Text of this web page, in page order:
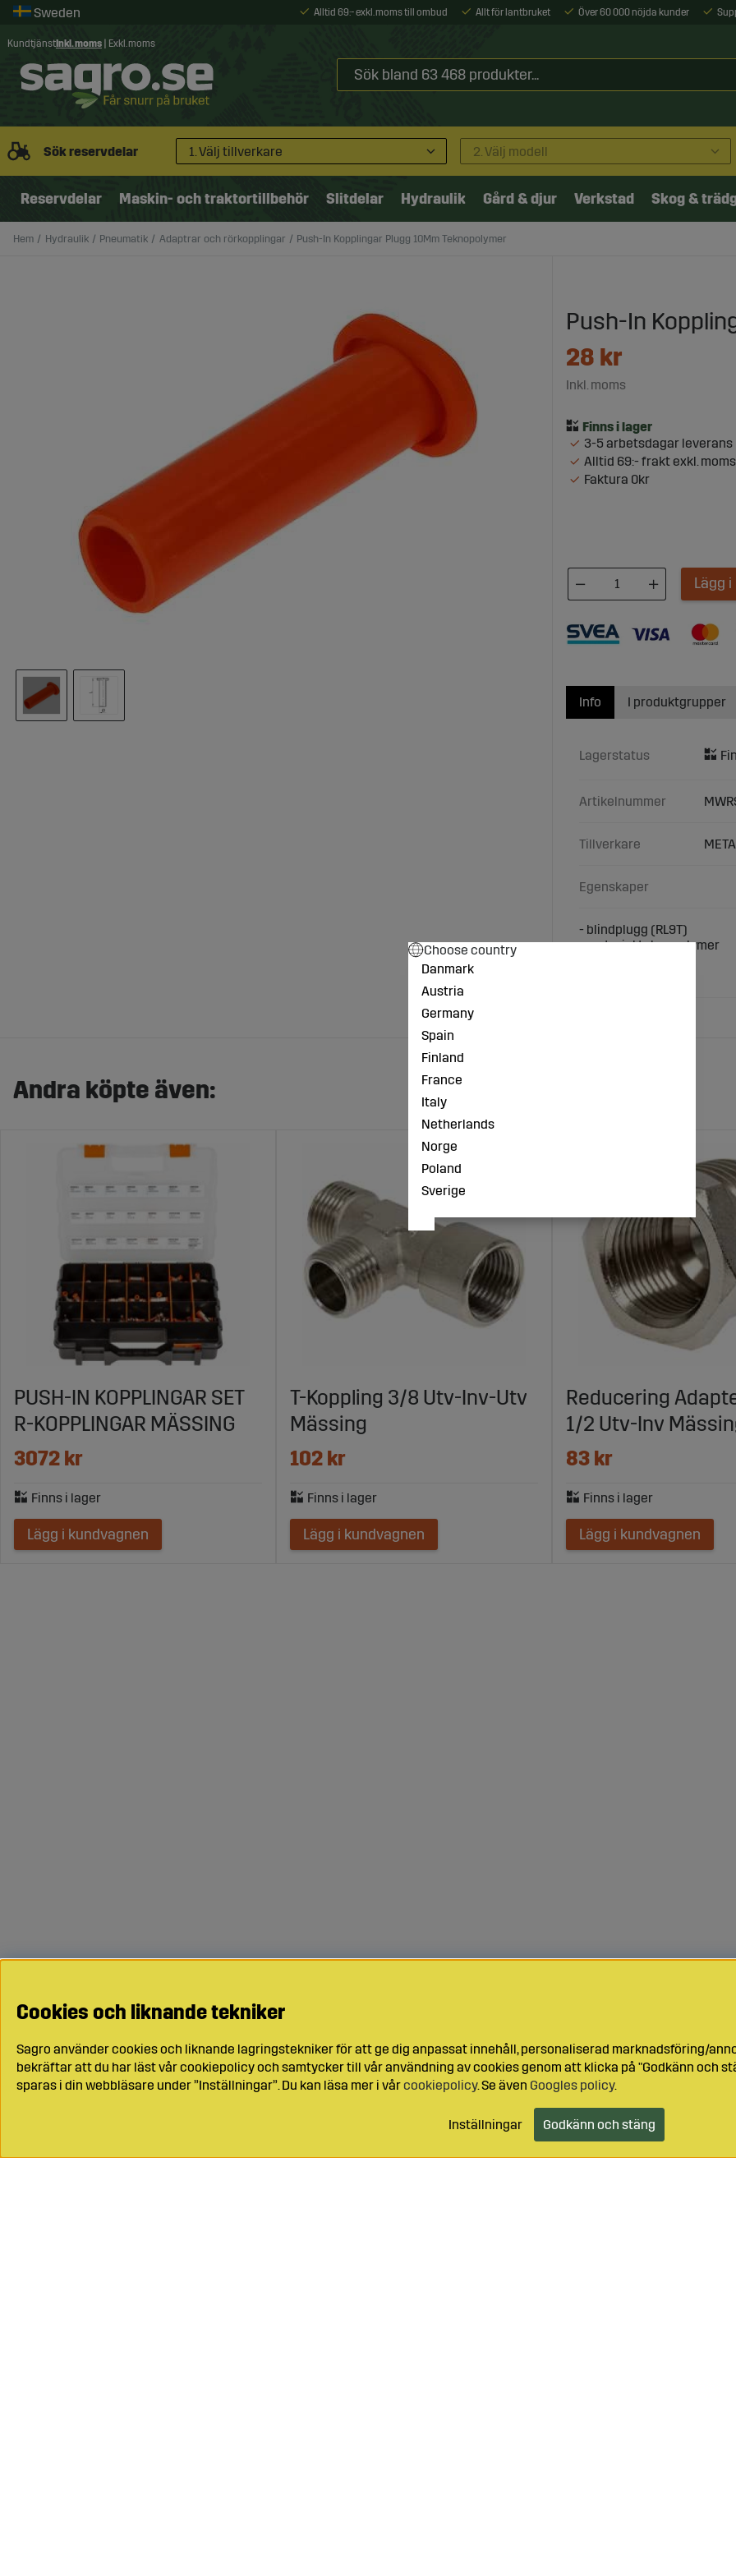
Alltid 69:- exkl. moms till ombud Allt för lantbruket Över 60 000 nöjda kunder
Kundtjänst Inkl. moms Exkl. moms
Sök reservdelar 1. Välj tillverkare 2. Välj modell
Reservdelar Maskin- och traktortillbehör Slitdelar Hydraulik Gård & djur Verkstad Skog &
Hem Hydraulik Pneumatik Adaptrar och rörkopplingar Push-In Kopplingar Plugg 10Mm Teknopolymer
Push-In
28 kr
Inkl. moms
3-5 arbetsdagar leverans
Alltid 69:- frakt exkl. moms
Faktura 0kr
Lägg
Info
Lagerstatus
Artikelnummer
Tillverkare
Egenskaper
- blindplugg (RL9T)
- material teknopolymer
I produktgrupper
Andra köpte även:
PUSH-IN KOPPLINGAR SET
R-KOPPLINGAR MÄSSING
3072 kr
Lägg i kundvagnen
T-Koppling 3/8 Utv-Inv-Utv
Mässing
102 kr
Lägg i kundvagnen
Reducering
1/2 Utv-Inv
83 kr
Lägg i kundvagnen
Cookies och liknande tekniker
Sagro använder cookies och liknande lagringstekniker för att ge dig anpassat innehåll, personaliserad marknadsföring/
bekräftar att du har läst vår cookiepolicy och samtycker till vår användning av cookies genom att klicka på "Godkänn och
sparas i din webbläsare under ”Inställningar”. Du kan läsa mer i vårcookiepolicy. Se även Googles policy.
Inställningar Godkänn och stäng
Choose country
Danmark
Austria
Germany
Spain
Finland
France
Italy
Netherlands
Norge
Poland
Sverige